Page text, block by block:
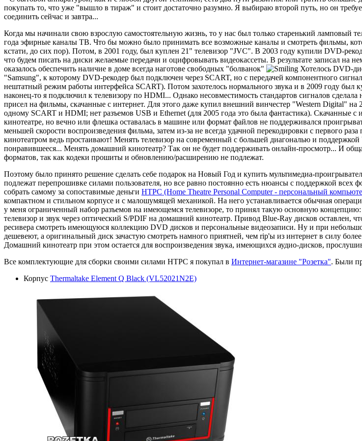
покупать то, что уже "вышло в тираж" и стоит достаточно разумно. Я выбираю второй путь, но он
соединить сейчас и завтра...
Когда мы начинали свою взрослую самостоятельную жизнь, то у нас был только старенький ламповый
года эфирные каналы ТВ. Что бы можно было принимать все возможные каналы и смотреть фильмы,
кстати, до сих пор). Потом, в 2001 году, был куплен 21" телевизор "JVC". В 2003 году купили DVD-
что будем писать на диски желаемые передачи и оцифровывать видеокассеты. В результате записал на
оказалось обеспечить наличие в доме всегда наготове свободных "болванок"
Хотелось DVD-
"Samsung", к которому DVD-рекодер был подключен через SCART, но с передачей компонентного
нештатный режим работы интерфейса SCART). Потом захотелось нормального звука и в 2009 году
наконец-то я подключил к телевизору по HDMI... Однако несовместимость стандартов сигналов
присел на фильмы, скачанные с интернет. Для этого даже купил внешний винчестер "Western Digital" на
одному SCART и HDMI; нет разъемов USB и Ethernet (для 2005 года это была фантастика). Скачанные
кинотеатре, но вечно или флешка оставалась в машине или формат файлов не поддерживался
меньшей скорости воспроизведения фильма, затем из-за не всегда удачной перекодировки с первого
кинотеатром ведь простаивают! Менять телевизор на современный с большей диагональю и
понравившееся... Менять домашний кинотеатр? Так он не будет поддерживать онлайн-просмотр... И
форматов, так как кодеки прошиты и обновлению/расширению не подлежат.
Поэтому было принято решение сделать себе подарок на Новый Год и купить мультимедиа-
подлежат перепрошивке силами пользователя, но все равно постоянно есть нюансы с поддержкой
собрать самому за сопоставимые деньги HTPC (Home Theatre Personal Computer - персональный
компактном и стильном корпусе и с малошумящей механикой. На него устанавливается обычная
у меня ограниченный набор разъемов на имеющемся телевизоре, то принял такую основную
телевизор и звук через оптический S/PDIF на домашний кинотеатр. Привод Blue-Ray дисков
ресивера смотреть имеющуюся коллекцию DVD дисков и персональные видеозаписи. Ну и при
дешевеют, а оригинальный диск зачастую смотреть намного приятней, чем rip'ы из интернет в силу
Домашний кинотеатр при этом остается для воспроизведения звука, имеющихся аудио-дисков,
Все комплектующие для сборки своими силами HTPC я покупал в Интернет-магазине "Розетка". Были
Корпус Thermaltake Element Q Black (VL52021N2E)